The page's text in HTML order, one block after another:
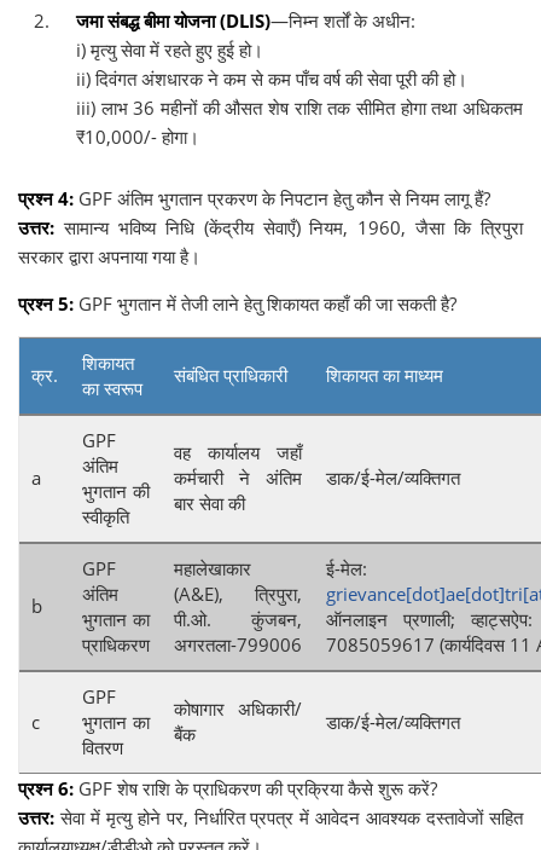
जमा संबद्ध बीमा योजना (DLIS)—निम्न शर्तों के अधीन:
i) मृत्यु सेवा में रहते हुए हुई हो।
ii) दिवंगत अंशधारक ने कम से कम पाँच वर्ष की सेवा पूरी की हो।
iii) लाभ 36 महीनों की औसत शेष राशि तक सीमित होगा तथा अधिकतम
₹10,000/- होगा।
प्रश्न 4: GPF अंतिम भुगतान प्रकरण के निपटान हेतु कौन से नियम लागू हैं?
उत्तर: सामान्य भविष्य निधि (केंद्रीय सेवाएँ) नियम, 1960, जैसा कि त्रिपुरा
सरकार द्वारा अपनाया गया है।
प्रश्न 5: GPF भुगतान में तेजी लाने हेतु शिकायत कहाँ की जा सकती है?
क्र.
शिकायत
का स्वरूप
संबंधित प्राधिकारी शिकायत का माध्यम
a
GPF
अंतिम
भुगतान की
स्वीकृति
वह कार्यालय जहाँ
कर्मचारी ने अंतिम
बार सेवा की
डाक/ई-मेल/व्यक्तिगत
b
GPF
अंतिम
भुगतान का
प्राधिकरण
महालेखाकार
(A&E), त्रिपुरा,
पी.ओ. कुंजबन,
अगरतला-799006
ई-मेल:
ऑनलाइन प्रणाली;
7085059617 (कार्यदिवस
c
GPF
भुगतान का
वितरण
कोषागार अधिकारी/
बैंक
डाक/ई-मेल/व्यक्तिगत
प्रश्न 6: GPF शेष राशि के प्राधिकरण की प्रक्रिया कैसे शुरू करें?
उत्तर: सेवा में मृत्यु होने पर, निर्धारित प्रपत्र में आवेदन आवश्यक दस्तावेजों सहित